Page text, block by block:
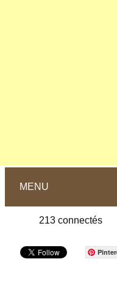
MENU
213 connectés